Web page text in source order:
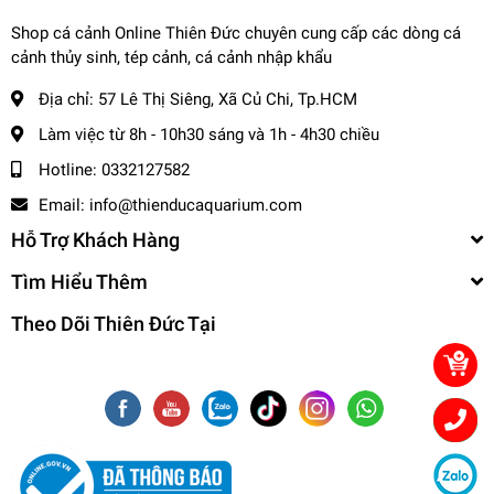
☎️
Hotline (Zalo): 0332127582 / 0982577871
🌎Website:cacanhthienduc.com
Địa chỉ: 57 Lê Thị Siêng, Ấp Tiền, Tân Thông Hội, Củ Chi
#cacanh #cathuysinh #caneon #cacanhgiare #thuysinhgiare
Cảm ơn quý khách đã tin tưởng và ủng hộ
Shop cá cảnh Online Thiên Đức chuyên cung cấp các dòng cá
cảnh thủy sinh, tép cảnh, cá cảnh nhập khẩu
Địa chỉ: 57 Lê Thị Siêng, Xã Củ Chi, Tp.HCM
Làm việc từ 8h - 10h30 sáng và 1h - 4h30 chiều
Hotline: 0332127582
Email: info@thienducaquarium.com
Hỗ Trợ Khách Hàng
Tìm Hiểu Thêm
Theo Dõi Thiên Đức Tại